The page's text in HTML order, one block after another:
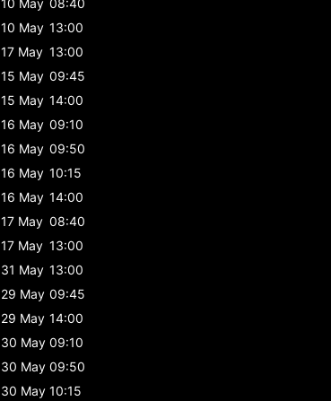
10 May 13:00
17 May 13:00
15 May 09:45
15 May 14:00
16 May 09:10
16 May 09:50
16 May 10:15
16 May 14:00
17 May 08:40
17 May 13:00
31 May 13:00
29 May 09:45
29 May 14:00
30 May 09:10
30 May 09:50
30 May 10:15